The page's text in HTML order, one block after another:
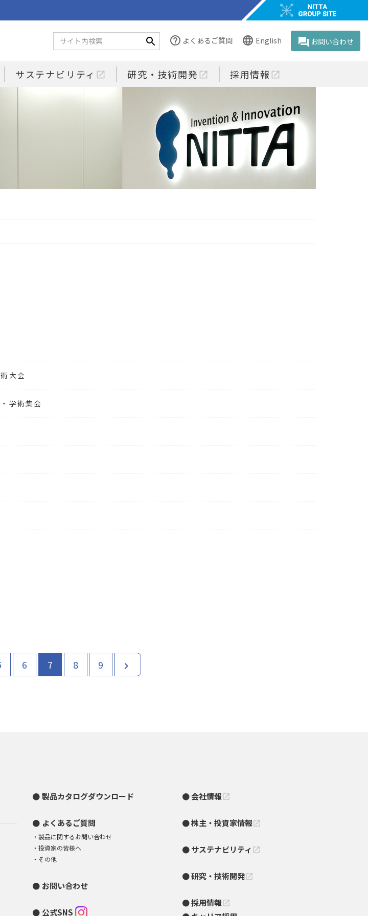
サステナビリティ open_in_new 研究・技術開発 open_in_new 採用情報 open_in_new
help_outline よくあるご質問 language English question_answer お問い合わせ
大会
学術集会
6 7 8 9 chevron_right
製品カタログダウンロード
よくあるご質問
製品に関するお問い合わせ
投資家の皆様へ
その他
お問い合わせ
公式SNS
会社情報open_in_new
株主・投資家情報open_in_new
サステナビリティ open_in_new
研究・技術開発open_in_new
採用情報open_in_new